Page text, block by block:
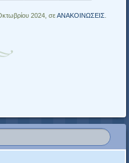
2024, σεΑΝΑΚΟΙΝΩΣΕΙΣ